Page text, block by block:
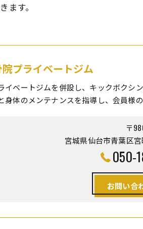
ます。
院プライベートジム
イベートジムを併設し、キックボクシ
身体のメンテナンスを指導し、会員様
〒
宮城県仙台市青葉区
050-
お問い合